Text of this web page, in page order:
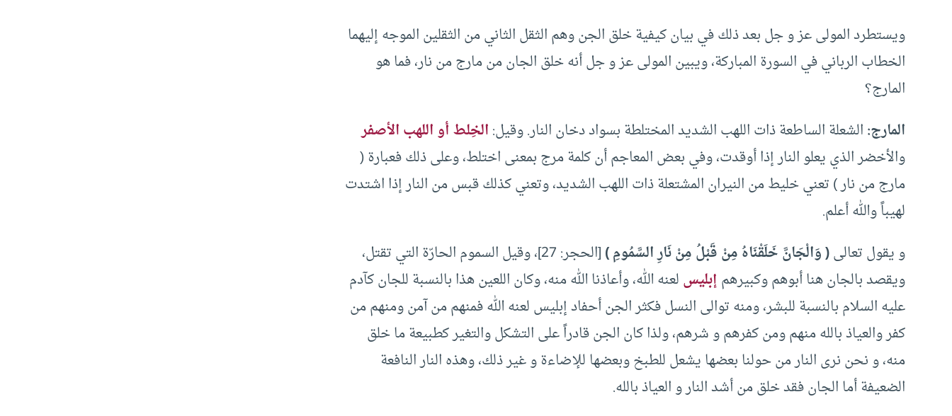
ويستطرد المولى عز و جل بعد ذلك في بيان كيفية خلق الجن وهم الثقل الثاني من الثقلين الموجه إليهما
الخطاب الرباني في السورة المباركة، ويبين المولى عز و جل أنه خلق الجان من مارج من نار، فما هو
المارج؟
المارج:الشعلة الساطعة ذات اللهب الشديد المختلطة بسواد دخان النار. وقيل:الخِلط أو اللهب الأصفر
والأخضر الذي يعلو النار إذا أوقدت، وفي بعض المعاجم أن كلمة مرج بمعنى اختلط، وعلى ذلك فعبارة (
مارج من نار ) تعني خليط من النيران المشتعلة ذات اللهب الشديد، وتعني كذلك قبس من النار إذا اشتدت
لهيباً والله أعلم.
و يقول تعالى( وَالْجَانَّ خَلَقْنَاهُ مِنْ قَبْلُ مِنْ نَارِ السَّمُومِ )
[الحجر: 27]، وقيل السموم الحارّة التي تقتل،
ويقصد بالجان هنا أبوهم وكبيرهمإبليسلعنه الله، وأعاذنا الله منه، وكان اللعين هذا بالنسبة للجان كآدم
عليه السلام بالنسبة للبشر، ومنه توالى النسل فكثر الجن أحفاد إبليس لعنه الله فمنهم من آمن ومنهم من
كفر والعياذ بالله منهم ومن كفرهم و شرهم، ولذا كان الجن قادراً على التشكل والتغير كطبيعة ما خلق
منه، و نحن نرى النار من حولنا بعضها يشعل للطبخ وبعضها للإضاءة و غير ذلك، وهذه النار النافعة
الضعيفة أما الجان فقد خلق من أشد النار و العياذ بالله.